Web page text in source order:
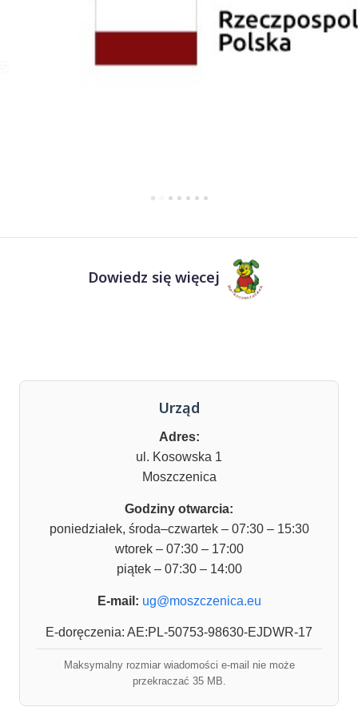
Dowiedz się więcej
Urząd
Adres:
ul. Kosowska 1
Moszczenica
Godziny otwarcia:
poniedziałek, środa–czwartek – 07:30 – 15:30
wtorek – 07:30 – 17:00
piątek – 07:30 – 14:00
E-mail: ug@moszczenica.eu
E-doręczenia: AE:PL-50753-98630-EJDWR-17
Maksymalny rozmiar wiadomości e-mail nie może
przekraczać 35 MB.